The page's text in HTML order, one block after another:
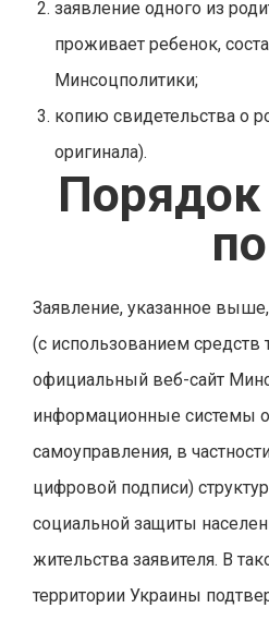
заявление одного из
проживает ребенок,
Минсоцполитики;
копию свидетельства о
оригинала).
Заявление, указанное
(с использованием
официальный веб-сайт
информационные системы
самоуправления, в
цифровой подписи)
социальной защиты
жительства заявителя. В
территории Украины